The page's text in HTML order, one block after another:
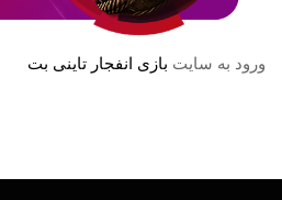
ورود به سایت بازی انفجار تاینی بت